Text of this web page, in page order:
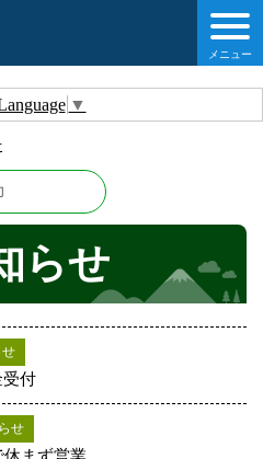
▼
メニュー
らせ
せ
受付
せ